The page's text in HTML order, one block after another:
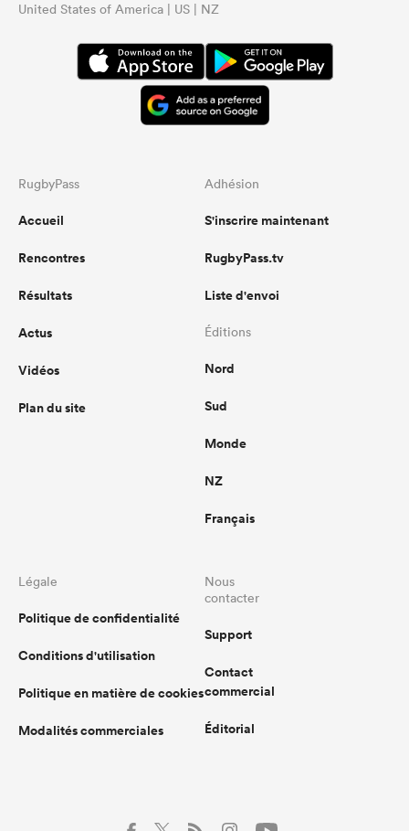
United States of America | US | NZ
RugbyPass
Accueil
Rencontres
Résultats
Actus
Vidéos
Plan du site
Adhésion
S'inscrire maintenant
RugbyPass.tv
Liste d'envoi
Éditions
Nord
Sud
Monde
NZ
Français
Légale
Politique de confidentialité
Conditions d'utilisation
Politique en matière de cookies
Modalités commerciales
Nous
contacter
Support
Contact
commercial
Éditorial